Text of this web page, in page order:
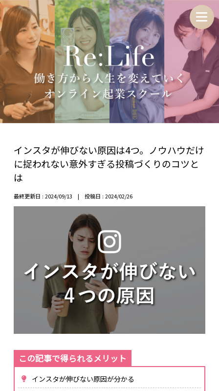
インスタが伸びない原因は4つ。ノウハウだけ
に捉われない意外すぎる投稿づくりのコツと
は
最終更新日 : 2024/09/13 | 投稿日 : 2024/02/26
インスタが伸びない原因が分かる